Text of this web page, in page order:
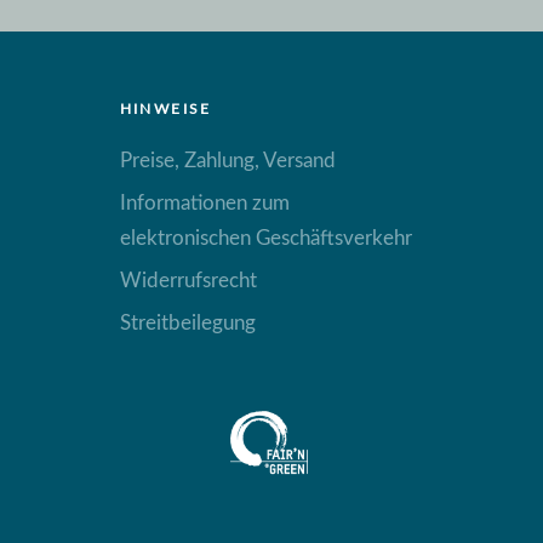
HINWEISE
Preise, Zahlung, Versand
Informationen zum
elektronischen Geschäftsverkehr
Widerrufsrecht
Streitbeilegung